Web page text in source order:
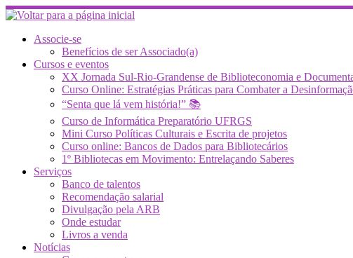
Skip
to
contentAssocie-se
Benefícios de ser Associado(a)
Cursos e eventos
XX Jornada Sul-Rio-Grandense de Biblioteconomia e
Curso Online: Estratégias Práticas para Combater a
“Senta que lá vem história!” 📚
Curso de Informática Preparatório UFRGS
Mini Curso Políticas Culturais e Escrita de projetos
Curso online: Bancos de Dados para Bibliotecários
1º Bibliotecas em Movimento: Entrelaçando Saberes
Serviços
Banco de talentos
Recomendação salarial
Divulgação pela ARB
Onde estudar
Livros a venda
Notícias